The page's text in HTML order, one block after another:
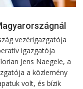
vezérigazgatója
igazgatója
Jens Naegele, a
a közlemény
volt, és bízik